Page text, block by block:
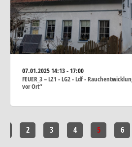
07.01.202514:13 - 17:00
FEUER_3 – LZ1 - LG2 - Ldf -
vor Ort“
2 3 4 5 6